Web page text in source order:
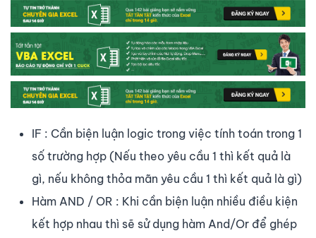
IF : Cần biện luận logic trong việc tính toán trong 1
số trường hợp (Nếu theo yêu cầu 1 thì kết quả là
gì, nếu không thỏa mãn yêu cầu 1 thì kết quả là gì)
Hàm AND / OR : Khi cần biện luận nhiều điều kiện
kết hợp nhau thì sẽ sử dụng hàm And/Or để ghép